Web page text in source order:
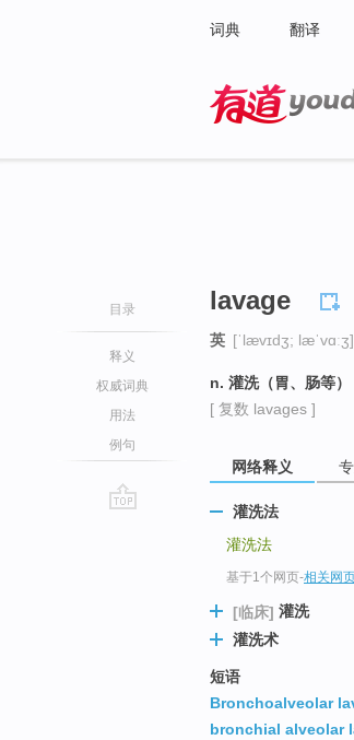
词典 翻译
目录
释义
权威词典
用法
例句
lavage
英 [ˈlævɪdʒ; læˈvɑːʒ]
n. 灌洗（胃、肠等）
[ 复数 lavages ]
网络释义
灌洗法
灌洗法
基于1个网页-相关网
[临床] 灌洗
灌洗术
短语
Bronchoalveolar
bronchial alveolar